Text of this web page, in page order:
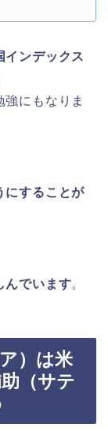
インデックス
にもなりま
にすることが
んでいます。
）は米
（サテ